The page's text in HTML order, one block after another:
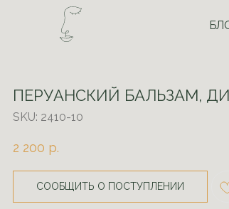
ПЕРУАНСКИЙ БАЛЬЗАМ,
SKU: 2410-10
2 200 р.
СООБЩИТЬ О ПОСТУПЛЕНИИ